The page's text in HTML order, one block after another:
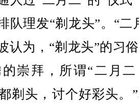
队理发“剃龙头”。“二
认为，“剃龙头”的习
崇拜，所谓“二月
剃头，讨个好彩头。